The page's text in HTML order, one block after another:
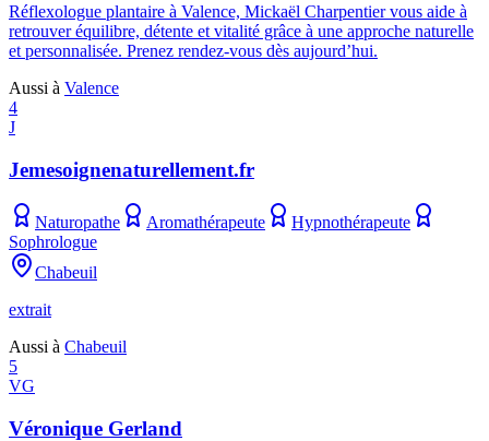
Réflexologue plantaire à Valence, Mickaël Charpentier vous aide à
retrouver équilibre, détente et vitalité grâce à une approche naturelle
et personnalisée. Prenez rendez-vous dès aujourd’hui.
Aussi à Valence
4
J
Jemesoignenaturellement.fr
Naturopathe Aromathérapeute
Hypnothérapeute
Sophrologue
Chabeuil
extrait
Aussi à Chabeuil
5
VG
Véronique Gerland